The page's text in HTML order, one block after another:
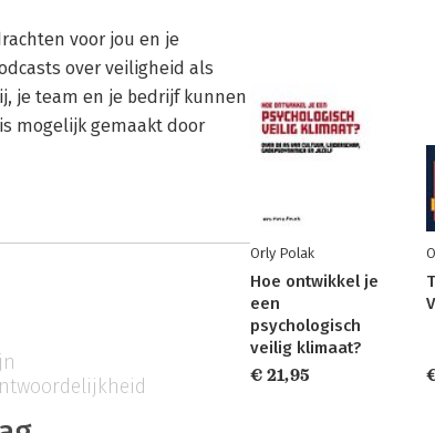
voor jou en je
over veiligheid als
je team en je bedrijf kunnen
mogelijk gemaakt door
Orly Polak
Hoe ontwikkel je
een
psychologisch
veilig klimaat?
€ 21,95